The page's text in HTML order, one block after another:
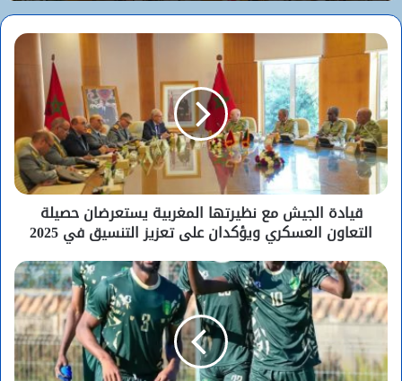
الوزير الأول المختار ولد اجاي يستقبل السفير
الجزائري بنواكشوط
قيادة الجيش مع نظيرتها المغربية يستعرضان حصيلة
التعاون العسكري ويؤكدان على تعزيز التنسيق في 2025